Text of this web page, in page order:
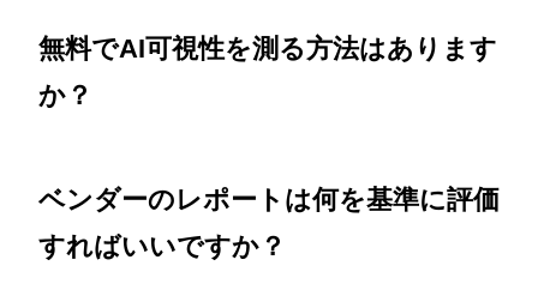
無料でAI可視性を測る方法はあります
か？
ベンダーのレポートは何を基準に評価
すればいいですか？